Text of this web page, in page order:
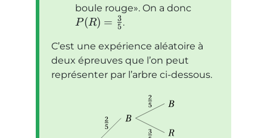
boule rouge . On a donc
P(R) = 5
3.
C’est une expérience aléatoire à
deux épreuves que l’on peut
représenter par l’arbre ci-dessous.